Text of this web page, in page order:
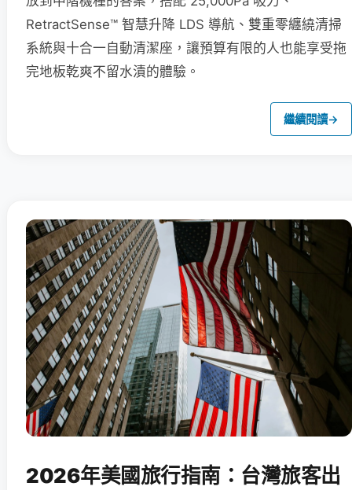
RetractSense™ 智慧升降 LDS 導航、雙重零纏繞清掃
系統與十合一自動清潔座，讓預算有限的人也能享受拖
完地板乾爽不留水漬的體驗。
繼續閱讀→
2026年美國旅行指南：台灣旅客出